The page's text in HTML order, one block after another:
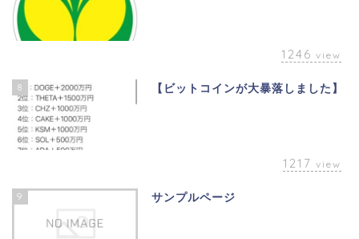
1246 view
8 【ビットコインが大暴落しました】
1217 view
9 サンプルページ